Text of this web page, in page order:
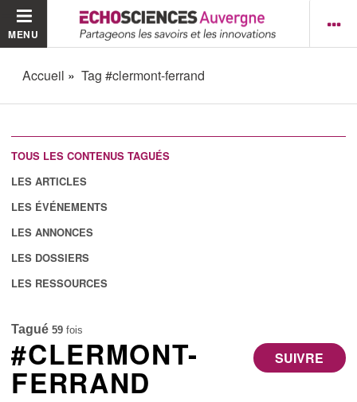
MENU
Accueil Tag #clermont-ferrand
TOUS LES CONTENUS TAGUÉS
LES ARTICLES
LES ÉVÉNEMENTS
LES ANNONCES
LES DOSSIERS
LES RESSOURCES
Tagué 59 fois
SUIVRE
#CLERMONT-
FERRAND